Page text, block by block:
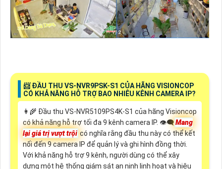
📨 ĐẦU THU VS-NVR9PSK-S1 CỦA HÃNG VISIONCOP
CÓ KHẢ NĂNG HỖ TRỢ BAO NHIÊU KÊNH CAMERA IP?
👩‍🌾 Đầu thu VS-NVR5109PS4K-S1 của hãng Visioncop
có khả năng hỗ trợ tối đa 9 kênh camera IP. 👁️‍🗨Mang
lại giá trị vượt trội có nghĩa rằng đầu thu này có thể kết
nối đến 9 camera IP để quản lý và ghi hình đồng thời.
Với khả năng hỗ trợ 9 kênh, người dùng có thể xây
dựng một hệ thống giám sát an ninh linh hoạt và hiệu